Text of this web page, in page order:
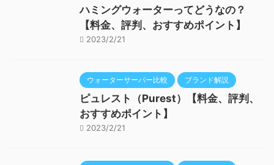
ハミングウォーターってどうなの？
【料金、評判、おすすめポイント】
2023/2/21
ウォーターサーバー比較 ブランド解説
ピュレスト（Purest）【料金、評判、
おすすめポイント】
2023/2/21